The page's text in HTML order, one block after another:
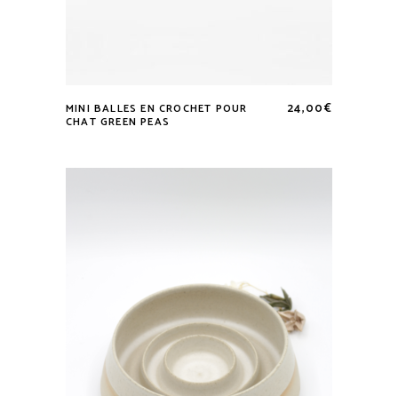
MINI BALLES EN CROCHET POUR
CHAT GREEN PEAS
24,00€